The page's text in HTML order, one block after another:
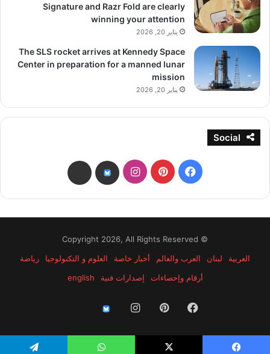
Signature and Razr Fold are clearly
winning your attention
يناير 20, 2026
The SLS rocket arrives at Kennedy Space
Center in preparation for a manned lunar
mission
يناير 20, 2026
Social
فيسبوكبينتيريستانستقرامbsky
threads
© Copyright 2026, All Rights Reserved
العربية
لبنان العرب والعالم أخبار خاصة العلوم و التكنولوجيا
رياضة
أرقام وإحصاءات
إصدارات فنية english
فيسبوكبينتيريستانستقرام